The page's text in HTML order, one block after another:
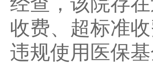
收费、超标准
违规使用医保